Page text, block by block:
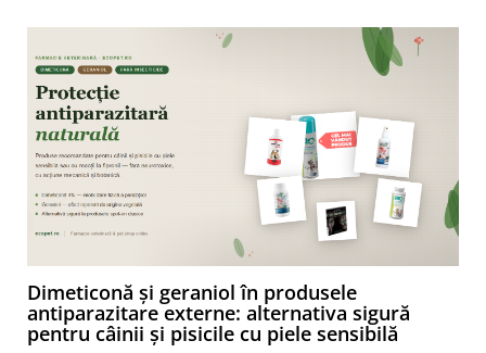
Dimeticonă și geraniol în produsele
antiparazitare externe: alternativa sigură
pentru câinii și pisicile cu piele sensibilă